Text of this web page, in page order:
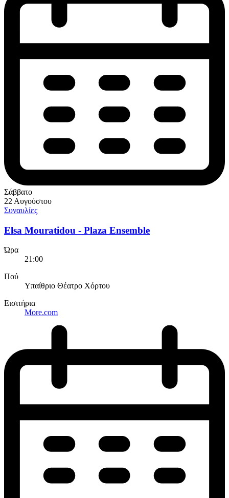
Σάββατο
22 Αυγούστου
Συναυλίες
Elsa Mouratidou - Plaza Ensemble
Ώρα
21:00
Πού
Υπαίθριο Θέατρο Χόρτου
Εισιτήρια
More.com